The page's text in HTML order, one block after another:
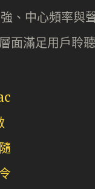
、中心頻率與
面滿足用戶聆聽